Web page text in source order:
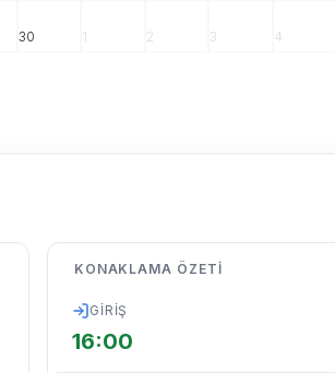
30 1 2 3 4
KONAKLAMA ÖZETI
GIRIŞ
16:00